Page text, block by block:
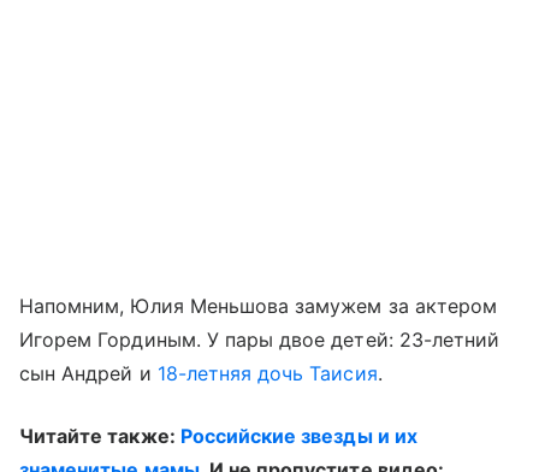
Напомним, Юлия Меньшова замужем за актером
Игорем Гординым. У пары двое детей: 23-летний
сын Андрей и 18-летняя дочь Таисия.
Читайте также: Российские звезды и их